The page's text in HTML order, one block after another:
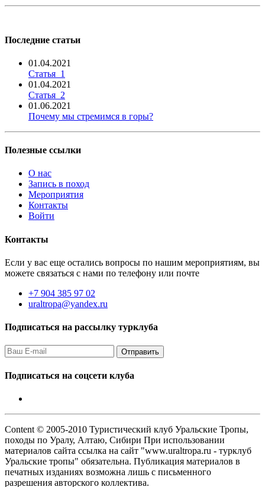
Последние статьи
01.04.2021
Статья_1
01.04.2021
Статья_2
01.06.2021
Почему мы стремимся в горы?
Полезные ссылки
О нас
Запись в поход
Мероприятия
Контакты
Войти
Контакты
Если у вас еще остались вопросы по нашим мероприятиям, вы
можете связаться с нами по телефону или почте
+7 904 385 97 02
uraltropa@yandex.ru
Подписаться на рассылку турклуба
Подписаться на соцсети клуба
Content © 2005-2010 Туристический клуб Уральские Тропы,
походы по Уралу, Алтаю, Сибири При использовании
материалов сайта ссылка на сайт "www.uraltropa.ru - турклуб
Уральские тропы" обязательна. Публикация материалов в
печатных изданиях возможна лишь с письменного
разрешения авторского коллектива.